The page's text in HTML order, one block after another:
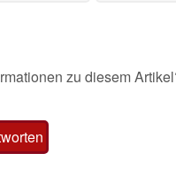
zu diesem